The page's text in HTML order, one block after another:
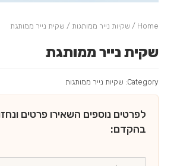
Home
/ שקיות נייר ממותגות / שקית נייר ממותגת
שקית נייר ממותגת
Category: שקיות נייר ממותגות
לפרטים נוספים השאירו פרטים
בהקדם: